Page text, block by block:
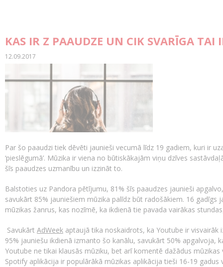
KAS IR Z PAAUDZE UN CIK SVARĪGA TAI
12.09.2017
Par šo paaudzi tiek dēvēti jaunieši vecumā līdz 19 gadiem, kuri ir
‘pieslēgumā’. Mūzika ir viena no būtiskākajām viņu dzīves
šīs paaudzes uzmanību un izzināt to.
Balstoties uz Pandora pētījumu, 81% šīs paaudzes jaunieši
savukārt 85% jauniešiem mūzika palīdz būt radošākiem. 16 gadīgs
mūzikas žanrus, kas nozīmē, ka ikdienā tie pavada vairākas
Savukārt AdWeek aptaujā tika noskaidrots, ka Youtube ir
95% jauniešu ikdienā izmanto šo kanālu, savukārt 50% apgalvoja,
Youtube ne tikai klausās mūziku, bet arī komentē dažādus
Spotify aplikācija ir populārākā mūzikas aplikācija tieši 16-19 gadus